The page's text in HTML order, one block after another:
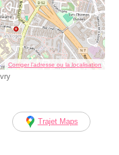
Corriger l’adresse ou la localisation
Trajet Maps